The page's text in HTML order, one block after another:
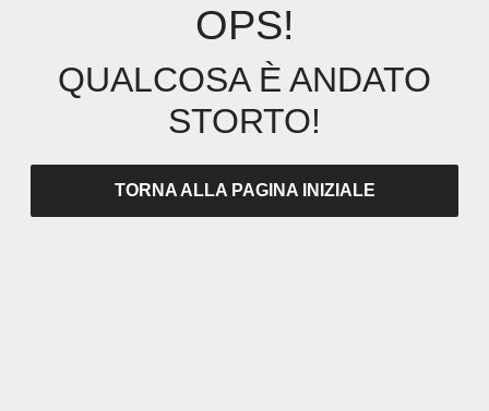
OPS!
QUALCOSA È ANDATO
STORTO!
TORNA ALLA PAGINA INIZIALE